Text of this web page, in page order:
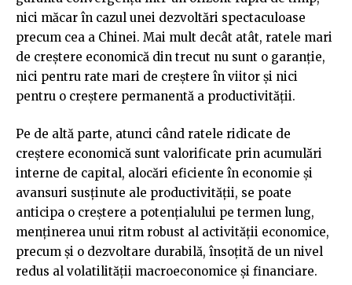
nici măcar în cazul unei dezvoltări spectaculoase
precum cea a Chinei. Mai mult decât atât, ratele mari
de creștere economică din trecut nu sunt o garanție,
nici pentru rate mari de creștere în viitor și nici
pentru o creștere permanentă a productivității.
Pe de altă parte, atunci când ratele ridicate de
creștere economică sunt valorificate prin acumulări
interne de capital, alocări eficiente în economie și
avansuri susținute ale productivității, se poate
anticipa o creștere a potențialului pe termen lung,
menținerea unui ritm robust al activității economice,
precum și o dezvoltare durabilă, însoțită de un nivel
redus al volatilității macroeconomice și financiare.